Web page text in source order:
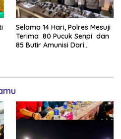
Selama 14 Hari, Polres Mesuji
Terima 80 Pucuk Senpi dan
85 Butir Amunisi Dari